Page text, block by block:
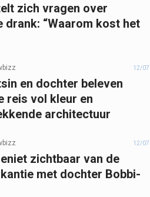
zich vragen over
drank: “Waarom kost het
12/07
en dochter beleven
reis vol kleur en
architectuur
12/07
zichtbaar van de
met dochter Bobbi-